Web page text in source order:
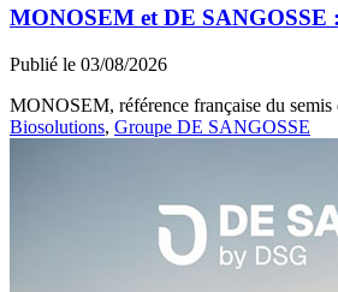
MONOSEM et DE SANGOSSE
Publié le 03/08/2026
MONOSEM, référence française du
Biosolutions, Groupe DE SANGOSSE